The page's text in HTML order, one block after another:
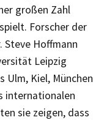
großen Zahl
Forscher der
Steve Hoffmann
Leipzig
Ulm, Kiel, München
internationalen
sie zeigen, dass